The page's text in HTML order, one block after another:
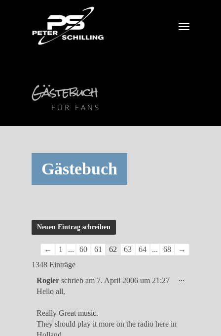
Gästebuch
FÜR FANS
Gästebuch
Navigation
der
Gästebuchliste
← 1 ... 60 61 62 63 64 ... 68
→
1348 Einträge
Rogierschrieb am 7. April 2006 um 21:27
Hello all,
Really Great music.
They should play it more on the radio here in
...Diese